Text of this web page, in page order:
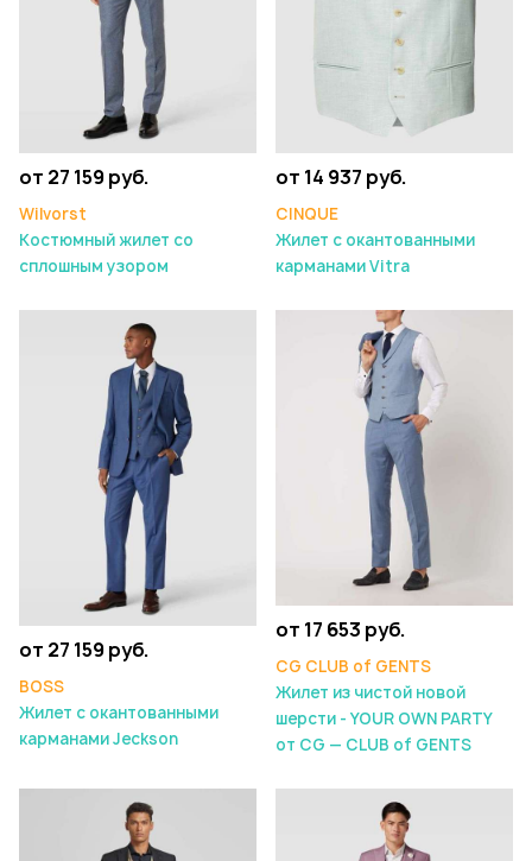
от 27 159 руб.
Wilvorst
Костюмный жилет со
сплошным узором
от 14 937 руб.
CINQUE
Жилет с окантованными
карманами Vitra
от 27 159 руб.
BOSS
Жилет с окантованными
карманами Jeckson
от 17 653 руб.
CG CLUB of GENTS
Жилет из чистой новой
шерсти - YOUR OWN PARTY
от CG — CLUB of GENTS